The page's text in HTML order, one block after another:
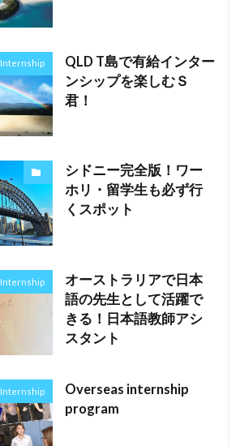
Internship
QLD T島で有給インター
ンシップを楽しむＳ
君！
シドニー完全版！ワー
ホリ・留学生も必ず行
くスポット
Internship
オーストラリアで日本
語の先生として活躍で
きる！日本語教師アシ
スタント
Internship
Overseas internship
program